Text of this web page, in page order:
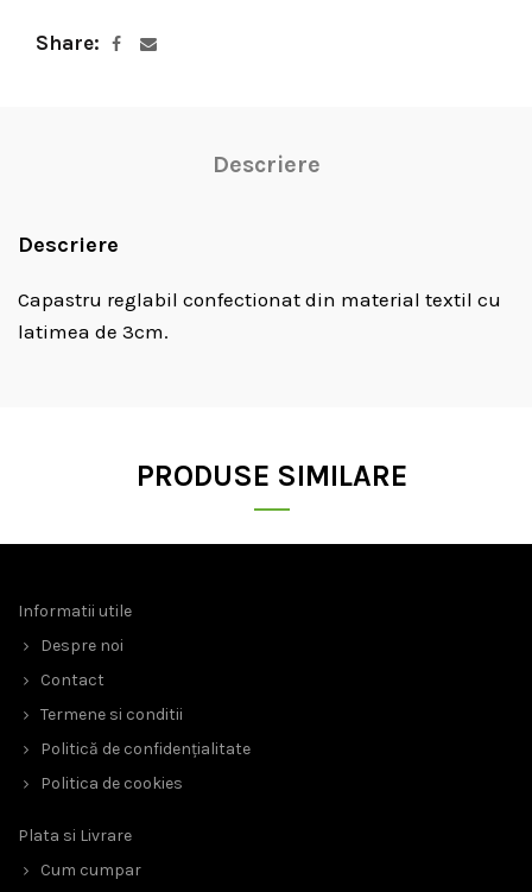
Share
Descriere
Descriere
Capastru reglabil confectionat din material textil cu
latimea de 3cm.
PRODUSE SIMILARE
Informatii utile
Despre noi
Contact
Termene si conditii
Politică de confidențialitate
Politica de cookies
Plata si Livrare
Cum cumpar